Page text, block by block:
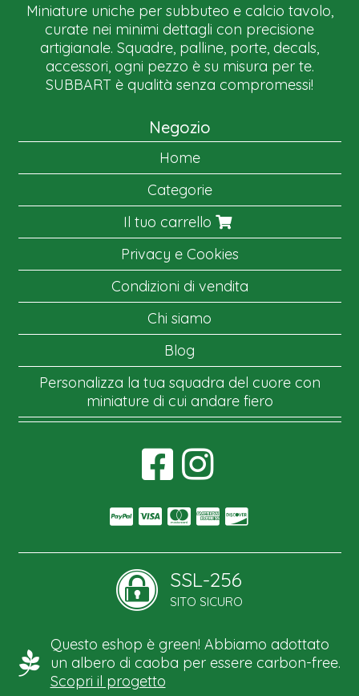
Miniature uniche per subbuteo e calcio tavolo,
curate nei minimi dettagli con precisione
artigianale. Squadre, palline, porte, decals,
accessori, ogni pezzo è su misura per te.
SUBBART è qualità senza compromessi!
Negozio
Home
Categorie
Il tuo carrello
Privacy e Cookies
Condizioni di vendita
Chi siamo
Blog
Personalizza la tua squadra del cuore con
miniature di cui andare fiero
SSL-256
SITO SICURO
Questo eshop è green! Abbiamo adottato
un albero di caoba per essere carbon-free.
Scopri il progetto